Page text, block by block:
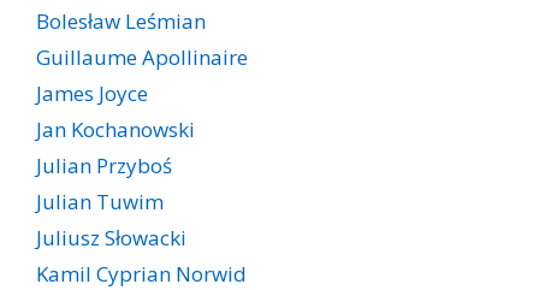
Bolesław Leśmian
Guillaume Apollinaire
James Joyce
Jan Kochanowski
Julian Przyboś
Julian Tuwim
Juliusz Słowacki
Kamil Cyprian Norwid